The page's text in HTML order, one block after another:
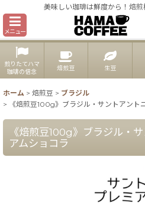
美味しい珈琲は鮮度から！焙
メニュー
煎りたてハマ
珈琲の信念
焙煎豆 生豆
ホーム > 焙煎豆 > ブラジル
>
《焙煎豆100g》ブラジル・サントアント
《焙煎豆100g》ブラジル・
アムショコラ